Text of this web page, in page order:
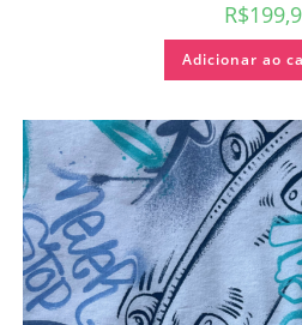
R$
Adicionar ao